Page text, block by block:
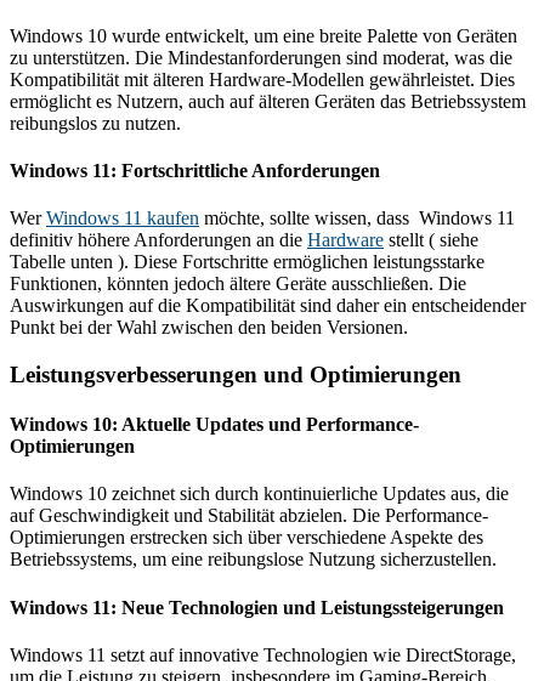
Windows 10 wurde entwickelt, um eine breite Palette von Geräten
zu unterstützen. Die Mindestanforderungen sind moderat, was die
Kompatibilität mit älteren Hardware-Modellen gewährleistet. Dies
ermöglicht es Nutzern, auch auf älteren Geräten das Betriebssystem
reibungslos zu nutzen.
Windows 11: Fortschrittliche Anforderungen
WerWindows 11 kaufen möchte, sollte wissen, dass Windows 11
definitiv höhere Anforderungen an die Hardware stellt ( siehe
Tabelle unten ). Diese Fortschritte ermöglichen leistungsstarke
Funktionen, könnten jedoch ältere Geräte ausschließen. Die
Auswirkungen auf die Kompatibilität sind daher ein entscheidender
Punkt bei der Wahl zwischen den beiden Versionen.
Leistungsverbesserungen und Optimierungen
Windows 10: Aktuelle Updates und Performance-
Optimierungen
Windows 10 zeichnet sich durch kontinuierliche Updates aus, die
auf Geschwindigkeit und Stabilität abzielen. Die Performance-
Optimierungen erstrecken sich über verschiedene Aspekte des
Betriebssystems, um eine reibungslose Nutzung sicherzustellen.
Windows 11: Neue Technologien und Leistungssteigerungen
Windows 11 setzt auf innovative Technologien wie DirectStorage,
um die Leistung zu steigern, insbesondere im Gaming-Bereich.